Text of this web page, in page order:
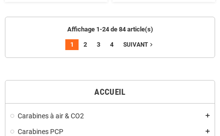
ACCUEIL
Carabines à air & CO2 add
Carabines PCP add
Affichage 1-24 de 84 article(s)
1 2 3 4 SUIVANTnavigate_next